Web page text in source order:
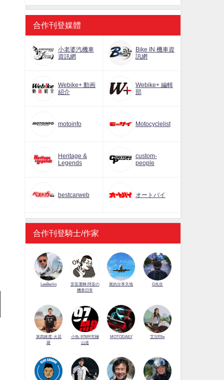
合作刊登媒體
小老婆汽機車
資訊網
Bike IN 機車資
訊網
Webike+ 動画
紹介
Webike+ 編輯
部
motoinfo Motocyclelist
Heritage &
Legends
custom-
people
bestcarweb オートバイ
合作刊登騎士/作家
LeeBerlin
安筌運轉 阿筌の
機車日常
展的分享天地 G先生
第四維度-火花
羅
小魚-97MR究極
山道
MOTODAILY 艾兒Elle